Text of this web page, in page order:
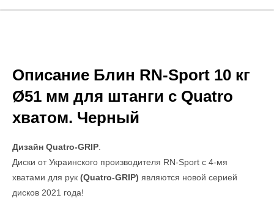
Описание Блин RN-Sport 10 кг
Ø51 мм для штанги с Quatro
хватом. Черный
Дизайн Quatro-GRIP
Диски от Украинского производителя RN-Sport с 4-мя
хватами для рук (Quatro-GRIP) являются новой серией
дисков 2021 года!